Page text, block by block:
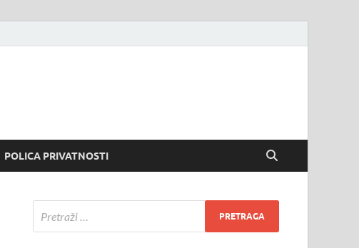
POLICA PRIVATNOSTI